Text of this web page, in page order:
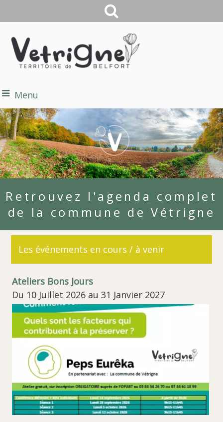
Menu
Retrouvez l'agenda complet
de la commune de Vétrigne
Les événements en cours / à venir
Ateliers Bons Jours
Du 10 Juillet 2026 au 31 Janvier 2027